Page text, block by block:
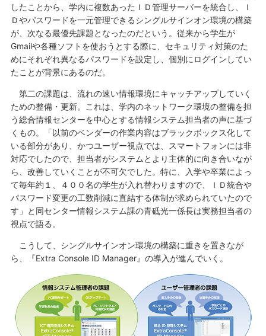
したことから、学内に複数あったＩＤ管理サーバーを統合し、Ｉ
Ｄやパスワードを一元管理できるシングルサインオン環境の構築
が、次なる最優先課題となったのだという。従来から学生が
Gmailや各種ソフトを使おうとする際に、セキュリティ対策のた
めにそれぞれ異なるパスワードを設定し、個別にログインしてい
たことが背景にあるのだ。
第二の課題は、流れの速い情報環境にキャッチアップしていく
ための整備・更新。これは、学内のネットワーク環境の整備を担
う総合情報センターを中心とする情報システム担当者の声に基づ
くもの。「以前のベンダーの作業内容はブラックボックス化して
いる部分があり、かつユーザー視点では、スマートフォンには非
対応でしたので、担当者がシステムとより主体的に向き合いなが
ら、改善していくことが不可欠でした。特に、入学や卒業によっ
て毎年約１、４００名の学生が入れ替わりますので、ＩＤ統合や
パスワード変更の工数削減に直結する体制が求められていたので
す」と同センター情報システム課の青砥光一係長は実務担当者の
視点で語る。
こうして、シングルサインオン環境の構築に重きを置きなが
ら、『Extra Console ID Manager』の導入が進んでいく。